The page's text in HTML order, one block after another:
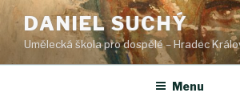
Přejít
obsahu
webu
DANIEL SUCHÝ
Umělecká škola pro dospělé – Hradec
Menu